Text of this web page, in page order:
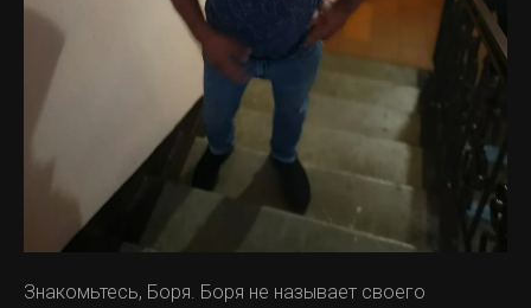
Знакомьтесь, Боря. Боря не называет своего